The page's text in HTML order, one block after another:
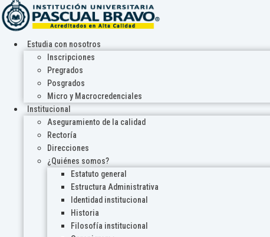
Estudia con nosotros
Inscripciones
Pregrados
Posgrados
Micro y Macrocredenciales
Institucional
Aseguramiento de la calidad
Rectoría
Direcciones
¿Quiénes somos?
Estatuto general
Estructura Administrativa
Identidad institucional
Historia
Filosofía institucional